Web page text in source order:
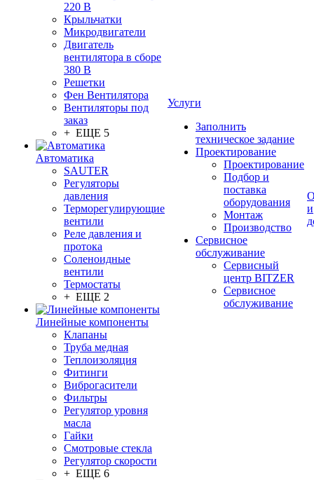
220 В
Крыльчатки
Микродвигатели
Двигатель
вентилятора в сборе
380 В
Решетки
Фен Вентилятора
Вентиляторы под
заказ
+ ЕЩЕ 5
Автоматика
SAUTER
Регуляторы
давления
Терморегулирующие
вентили
Реле давления и
протока
Соленоидные
вентили
Термостаты
+ ЕЩЕ 2
Линейные компоненты
Клапаны
Труба медная
Теплоизоляция
Фитинги
Виброгасители
Фильтры
Регулятор уровня
масла
Гайки
Смотровые стекла
Регулятор скорости
+ ЕЩЕ 6
Услуги
Заполнить
техническое задание
Проектирование
Проектирование
Подбор и
поставка
оборудования
Монтаж
Производство
Сервисное
обслуживание
Сервисный
центр BITZER
Сервисное
обслуживание
и